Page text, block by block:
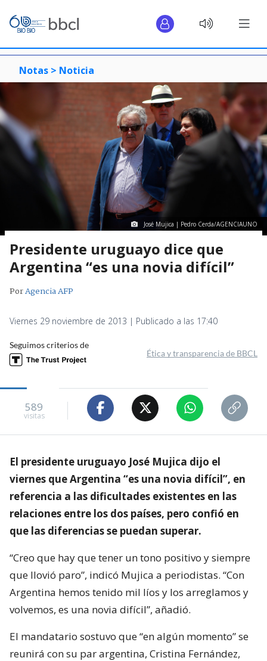
Notas > Noticia
José Mujica | Pedro Cerda/AGENCIAUNO
Presidente uruguayo dice que
Argentina “es una novia difícil”
PorAgencia AFP
Viernes 29 noviembre de 2013 | Publicado a las 17:40
Seguimos criterios de
Ética y transparencia de BBCL
589
visitas
El presidente uruguayo José Mujica dijo el
viernes que Argentina “es una novia difícil”, en
referencia a las dificultades existentes en las
relaciones entre los dos países, pero confió en
que las diferencias se puedan superar.
“Creo que hay que tener un tono positivo y siempre
que llovió paro”, indicó Mujica a periodistas. “Con
Argentina hemos tenido mil líos y los arreglamos y
volvemos, es una novia difícil”, añadió.
El mandatario sostuvo que “en algún momento” se
reunirá con su par argentina, Cristina Fernández,